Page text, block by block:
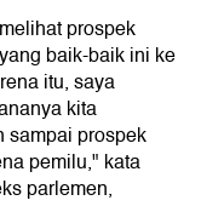
prospek
baik-baik ini ke
itu, saya
kita
sampai prospek
pemilu," kata
parlemen,